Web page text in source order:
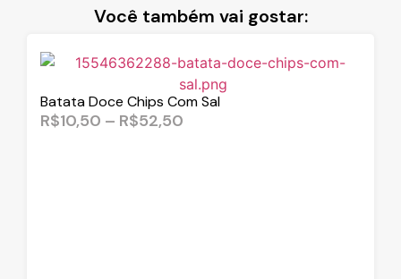
Você também vai gostar:
Batata Doce Chips Com Sal
R$10,50 – R$52,50